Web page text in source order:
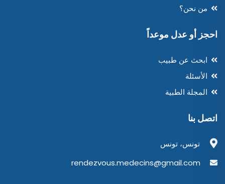
من نحن؟
احجز أو عدل موعداً
ابحث عن طبيب
الأسئلة
المجلة الطبية
اتصل بنا
تونس، تونس